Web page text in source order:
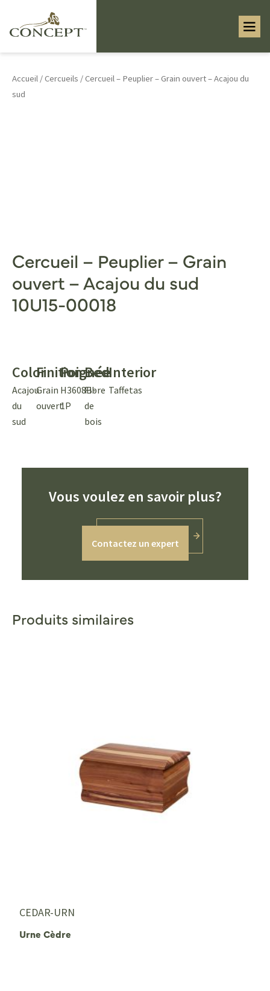
Accueil /Cercueils / Cercueil – Peuplier – Grain ouvert – Acajou du
sud
Cercueil – Peuplier – Grain
ouvert – Acajou du sud
10U15-00018
Color
Acajou
du
sud
Finition
Grain
ouvert
Poignée
H3608B-
1P
Bed
Fibre
de
bois
Interior
Taffetas
Vous voulez en savoir plus?
Contactez un expert
Produits similaires
CEDAR-URN
Urne Cèdre